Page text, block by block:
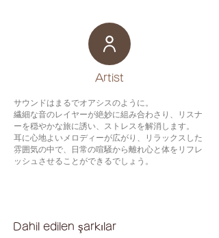
​Artist
サウンドはまるでオアシスのように。
繊細な音のレイヤーが絶妙に組み合わさり、リスナ
ーを穏やかな旅に誘い、ストレスを解消します。
耳に心地よいメロディーが広がり、リラックスした
雰囲気の中で、日常の喧騒から離れ心と体をリフレ
ッシュさせることができるでしょう。
Dahil edilen şarkılar